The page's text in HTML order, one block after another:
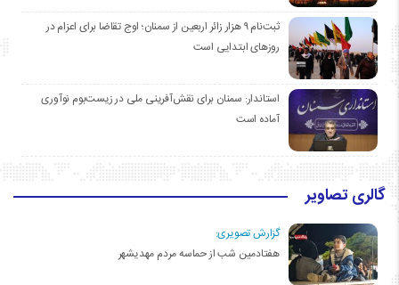
ثبت‌نام ۹ هزار زائر اربعین از سمنان؛ اوج تقاضا برای اعزام در
روزهای ابتدایی است
استاندار: سمنان برای نقش‌آفرینی ملی در زیست‌بوم نوآوری
آماده است
گالری تصاویر
گزارش تصویری:
هفتادمین شب از حماسه مردم مهدیشهر